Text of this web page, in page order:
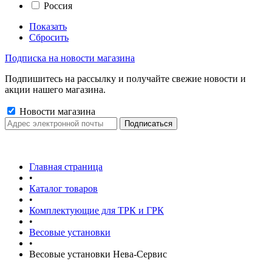
Россия
Показать
Сбросить
Подписка на новости магазина
Подпишитесь на рассылку и получайте свежие новости и
акции нашего магазина.
Новости магазина
Главная страница
•
Каталог товаров
•
Комплектующие для ТРК и ГРК
•
Весовые установки
•
Весовые установки Нева-Сервис